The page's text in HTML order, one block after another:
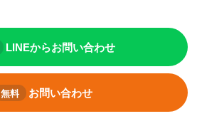
LINEからお問い合わせ
無料 お問い合わせ